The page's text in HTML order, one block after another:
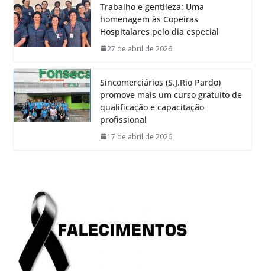
Trabalho e gentileza: Uma
homenagem às Copeiras
Hospitalares pelo dia especial
27 de abril de 2026
Sincomerciários (S.J.Rio Pardo)
promove mais um curso gratuito de
qualificação e capacitação
profissional
17 de abril de 2026